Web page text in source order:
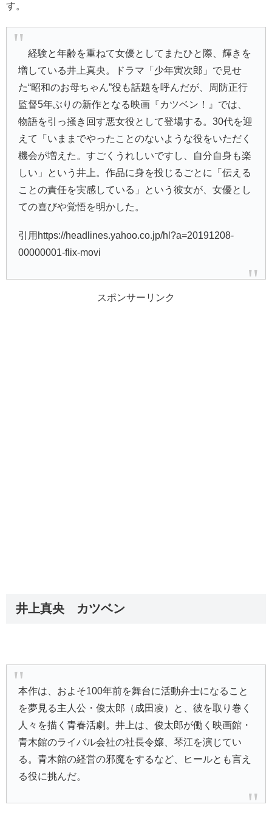
す。
経験と年齢を重ねて女優としてまたひと際、輝きを
増している井上真央。ドラマ「少年寅次郎」で見せ
た“昭和のお母ちゃん”役も話題を呼んだが、周防正行
監督5年ぶりの新作となる映画『カツベン！』では、
物語を引っ掻き回す悪女役として登場する。30代を迎
えて「いままでやったことのないような役をいただく
機会が増えた。すごくうれしいですし、自分自身も楽
しい」という井上。作品に身を投じるごとに「伝える
ことの責任を実感している」という彼女が、女優とし
ての喜びや覚悟を明かした。
引用https://headlines.yahoo.co.jp/hl?a=20191208-
00000001-flix-movi
スポンサーリンク
井上真央 カツベン
本作は、およそ100年前を舞台に活動弁士になること
を夢見る主人公・俊太郎（成田凌）と、彼を取り巻く
人々を描く青春活劇。井上は、俊太郎が働く映画館・
青木館のライバル会社の社長令嬢、琴江を演じてい
る。青木館の経営の邪魔をするなど、ヒールとも言え
る役に挑んだ。